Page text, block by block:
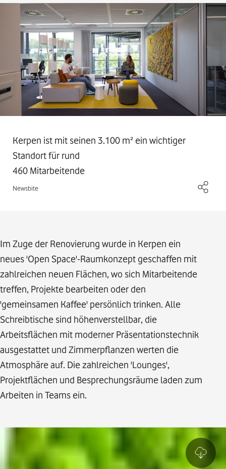
Kerpen ist mit seinen 3.100 m² ein wichtiger
Standort für rund
460 Mitarbeitende
Newsbite
Im Zuge der Renovierung wurde in Kerpen ein
neues 'Open Space'-Raumkonzept geschaffen mit
zahlreichen neuen Flächen, wo sich Mitarbeitende
treffen, Projekte bearbeiten oder den
'gemeinsamen Kaffee' persönlich trinken. Alle
Schreibtische sind höhenverstellbar, die
Arbeitsflächen mit moderner Präsentationstechnik
ausgestattet und Zimmerpflanzen werten die
Atmosphäre auf. Die zahlreichen 'Lounges',
Projektflächen und Besprechungsräume laden zum
Arbeiten in Teams ein.